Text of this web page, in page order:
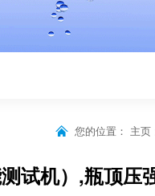
您的位置： 主页
试机）,瓶顶压